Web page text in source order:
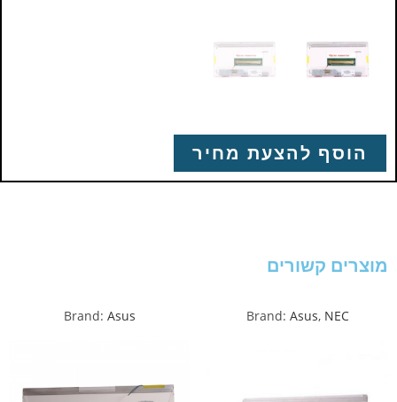
הוסף להצעת מחיר
מוצרים קשורים
Brand: Asus, NEC
Brand: Asus